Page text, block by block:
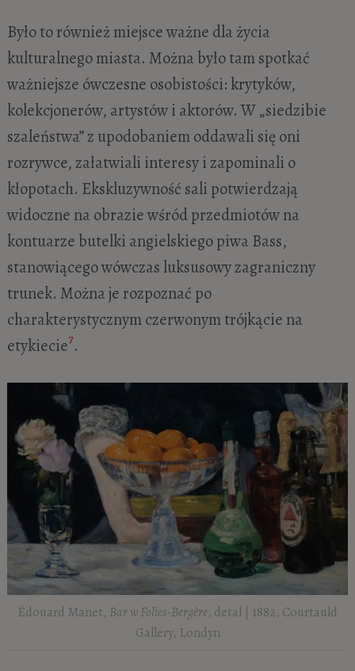
Było to również miejsce ważne dla życia
kulturalnego miasta. Można było tam spotkać
ważniejsze ówczesne osobistości: krytyków,
kolekcjonerów, artystów i aktorów. W „siedzibie
szaleństwa” z upodobaniem oddawali się oni
rozrywce, załatwiali interesy i zapominali o
kłopotach. Ekskluzywność sali potwierdzają
widoczne na obrazie wśród przedmiotów na
kontuarze butelki angielskiego piwa Bass,
stanowiącego wówczas luksusowy zagraniczny
trunek. Można je rozpoznać po
charakterystycznym czerwonym trójkącie na
etykiecie7.
Édouard Manet, Bar w Folies-Bergère, detal | 1882, Courtauld
Gallery, Londyn